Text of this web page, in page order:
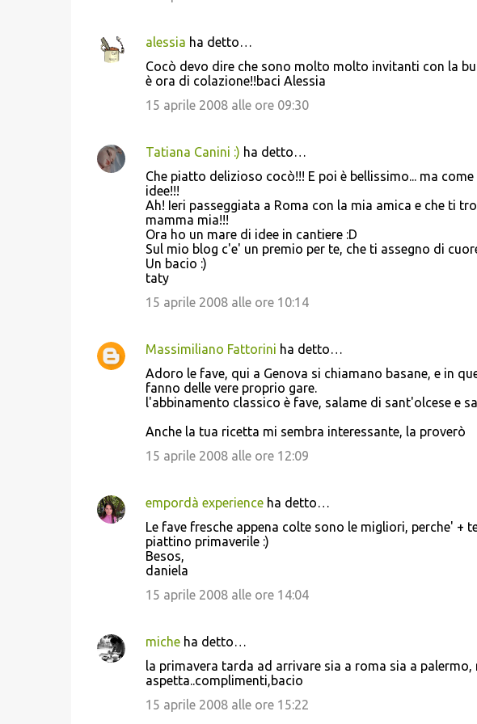
alessia ha detto…
Cocò devo dire che sono molto molto invitanti con la
è ora di colazione!!baci Alessia
15 aprile 2008 alle ore 09:30
Tatiana Canini :) ha detto…
Che piatto delizioso cocò!!! E poi è bellissimo... ma
idee!!!
Ah! Ieri passeggiata a Roma con la mia amica e che ti
mamma mia!!!
Ora ho un mare di idee in cantiere :D
Sul mio blog c'e' un premio per te, che ti assegno di
Un bacio :)
taty
15 aprile 2008 alle ore 10:14
Massimiliano Fattorini ha detto…
Adoro le fave, qui a Genova si chiamano basane, e in
fanno delle vere proprio gare.
l'abbinamento classico è fave, salame di sant'olcese e
Anche la tua ricetta mi sembra interessante, la proverò
15 aprile 2008 alle ore 12:09
empordà experienceha detto…
Le fave fresche appena colte sono le migliori, perche' +
piattino primaverile :)
Besos,
daniela
15 aprile 2008 alle ore 14:04
micheha detto…
la primavera tarda ad arrivare sia a roma sia a
aspetta..complimenti,bacio
15 aprile 2008 alle ore 15:22